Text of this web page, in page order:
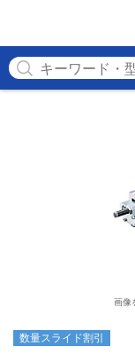
画像
数量スライド割引